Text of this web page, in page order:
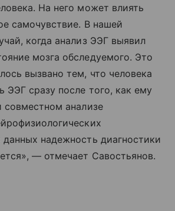
На него может влиять
самочувствие. В нашей
когда анализ ЭЭГ выявил
мозга обследуемого. Это
вызвано тем, что человека
ЭЭГ сразу после того, как ему
совместном анализе
данных надежность диагностики
— отмечает Савостьянов.